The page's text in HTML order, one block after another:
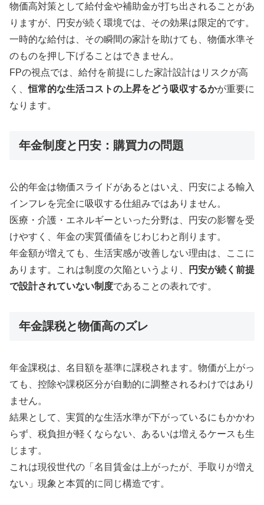
物価高対策として給付金や補助金が打ち出されることがあ
りますが、円安が続く環境では、その効果は限定的です。
一時的な給付は、その瞬間の家計を助けても、物価水準そ
のものを押し下げることはできません。
FPの視点では、給付を前提にした家計設計はリスクが高
く、恒常的な生活コストの上昇をどう吸収するかが重要に
なります。
年金制度と円安：購買力の問題
公的年金は物価スライドがあるとはいえ、円安による輸入
インフレを完全に吸収する仕組みではありません。
医療・介護・エネルギーといった分野は、円安の影響を受
けやすく、年金の実質価値をじわじわと削ります。
年金額が増えても、生活実感が改善しない理由は、ここに
あります。これは制度の欠陥というより、
円安が続く前提
で設計されていない制度であることの表れです。
年金課税と物価高のズレ
年金課税は、名目額を基準に課税されます。物価が上がっ
ても、控除や課税区分が自動的に調整されるわけではあり
ません。
結果として、実質的な生活水準が下がっているにもかかわ
らず、税負担が軽くならない、あるいは増えるケースも生
じます。
これは現役世代の「名目賃金は上がったが、手取りが増え
ない」現象と本質的に同じ構造です。